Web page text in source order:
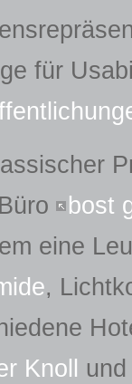
für
bost
eine
,
Knoll